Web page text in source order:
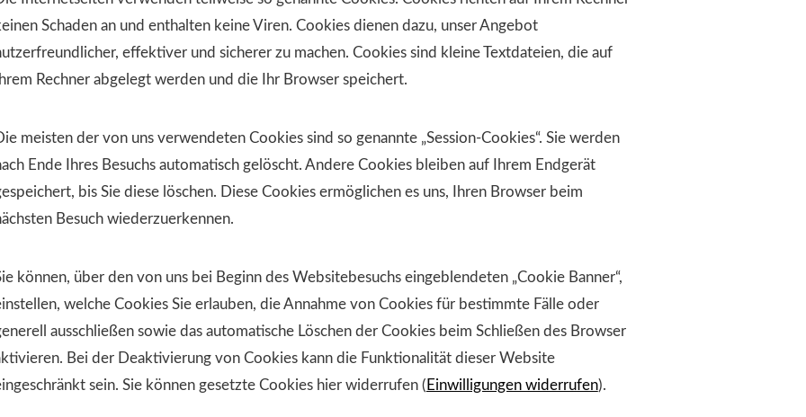
Schaden an und enthalten keine Viren. Cookies dienen dazu, unser Angebot
effektiver und sicherer zu machen. Cookies sind kleine Textdateien, die auf
Rechner abgelegt werden und die Ihr Browser speichert.
meisten der von uns verwendeten Cookies sind so genannte „Session-Cookies“. Sie werden
Ende Ihres Besuchs automatisch gelöscht. Andere Cookies bleiben auf Ihrem Endgerät
bis Sie diese löschen. Diese Cookies ermöglichen es uns, Ihren Browser beim
Besuch wiederzuerkennen.
können, über den von uns bei Beginn des Websitebesuchs eingeblendeten „Cookie Banner“,
welche Cookies Sie erlauben, die Annahme von Cookies für bestimmte Fälle oder
ausschließen sowie das automatische Löschen der Cookies beim Schließen des Browser
Bei der Deaktivierung von Cookies kann die Funktionalität dieser Website
sein. Sie können gesetzte Cookies hier widerrufen ( Einwilligungen widerrufen).